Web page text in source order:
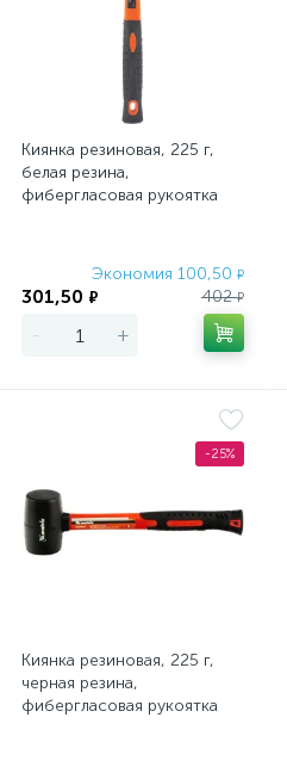
Киянка резиновая, 225 г,
белая резина,
фибергласовая рукоятка
Экономия 100,50 ₽
301,50 ₽ 402₽
- +
-25%
Киянка резиновая, 225 г,
черная резина,
фибергласовая рукоятка